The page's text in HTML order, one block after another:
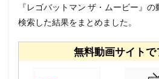
『レゴバットマン ザ・ムービー』の
検索した結果をまとめました。
無料動画サイトで